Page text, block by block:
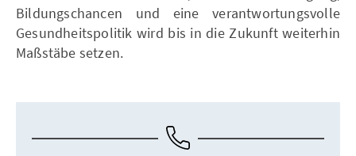
Bildungschancen und eine verantwortungsvolle
Gesundheitspolitik wird bis in die Zukunft weiterhin
Maßstäbe setzen.